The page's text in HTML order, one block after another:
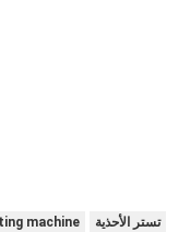
تستر الأحذية machine